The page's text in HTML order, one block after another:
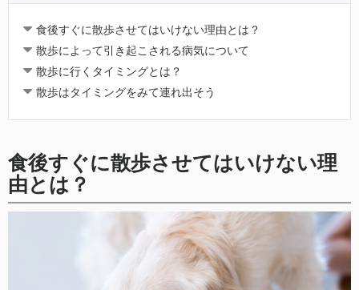
食後すぐに散歩させてはいけない理由とは？
散歩によって引き起こされる病気について
散歩に行くタイミングとは？
散歩はタイミングをみて連れ出そう
食後すぐに散歩させてはいけない理
由とは？